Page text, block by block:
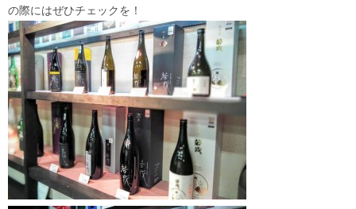
の際にはぜひチェックを！